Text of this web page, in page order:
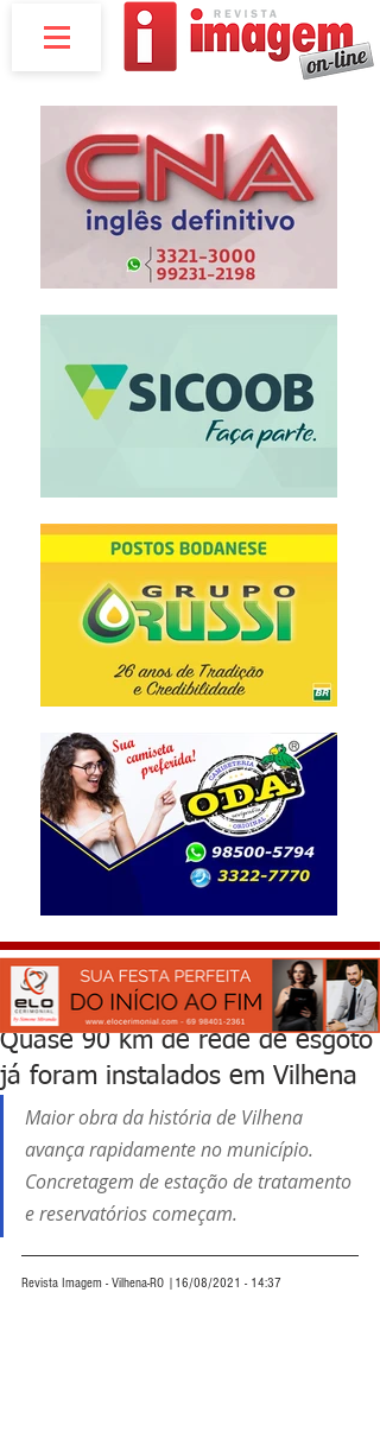
Quase 90 km de rede de esgoto
já foram instalados em Vilhena
Maior obra da história de Vilhena
avança rapidamente no município.
Concretagem de estação de tratamento
e reservatórios começam.
Revista Imagem - Vilhena-RO |16/08/2021 - 14:37